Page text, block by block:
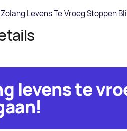
Zolang Levens Te Vroeg Stoppen
levens te